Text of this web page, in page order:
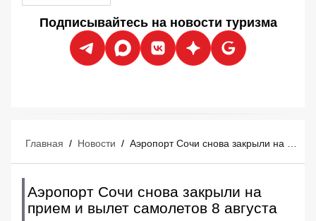
Подписывайтесь на новости туризма
Главная / Новости /
Аэропорт Сочи снова закрыли на
прием и вылет самолетов 8 августа